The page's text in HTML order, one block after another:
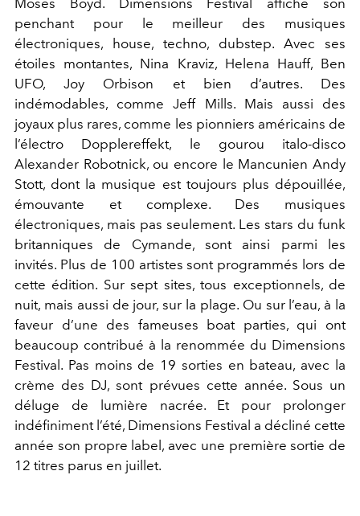
Moses Boyd. Dimensions Festival affiche son
penchant pour le meilleur des musiques
électroniques, house, techno, dubstep. Avec ses
étoiles montantes, Nina Kraviz, Helena Hauff, Ben
UFO, Joy Orbison et bien d’autres. Des
indémodables, comme Jeff Mills. Mais aussi des
joyaux plus rares, comme les pionniers américains de
l’électro Dopplereffekt, le gourou italo-disco
Alexander Robotnick, ou encore le Mancunien Andy
Stott, dont la musique est toujours plus dépouillée,
émouvante et complexe. Des musiques
électroniques, mais pas seulement. Les stars du funk
britanniques de Cymande, sont ainsi parmi les
invités. Plus de 100 artistes sont programmés lors de
cette édition. Sur sept sites, tous exceptionnels, de
nuit, mais aussi de jour, sur la plage. Ou sur l’eau, à la
faveur d’une des fameuses boat parties, qui ont
beaucoup contribué à la renommée du Dimensions
Festival. Pas moins de 19 sorties en bateau, avec la
crème des DJ, sont prévues cette année. Sous un
déluge de lumière nacrée. Et pour prolonger
indéfiniment l’été, Dimensions Festival a décliné cette
année son propre label, avec une première sortie de
12 titres parus en juillet.